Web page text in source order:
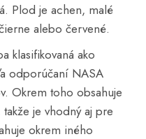
Plod je achen, malé
alebo červené.
klasifikovaná ako
odporúčaní NASA
Okrem toho obsahuje
je vhodný aj pre
okrem iného